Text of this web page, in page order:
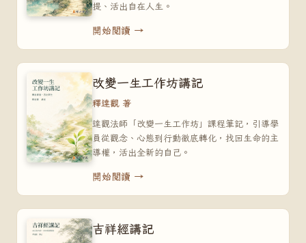
提、活出自在人生。
開始閱讀 →
改變一生工作坊講記
釋達觀 著
達觀法師「改變一生工作坊」課程筆記，引導學
員從觀念、心態到行動徹底轉化，找回生命的主
導權，活出全新的自己。
開始閱讀 →
吉祥經講記